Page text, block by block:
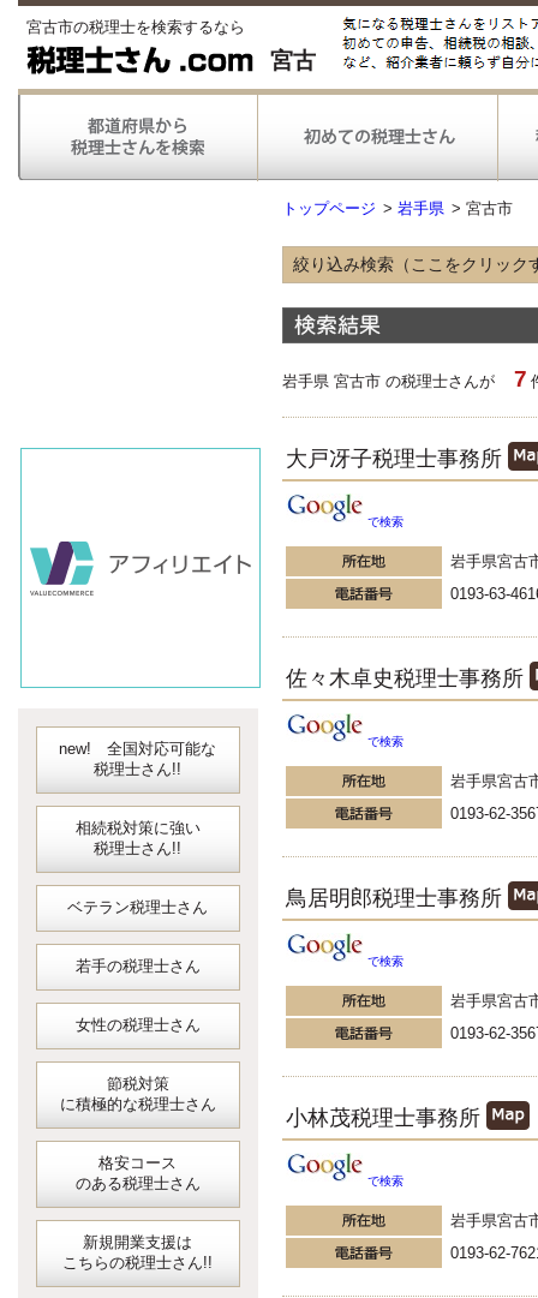
宮古市の税理士を検索するなら
宮古
new! 全国対応可能な
税理士さん!!
相続税対策に強い
税理士さん!!
ベテラン税理士さん
若手の税理士さん
女性の税理士さん
節税対策
に積極的な税理士さん
格安コース
のある税理士さん
新規開業支援は
こちらの税理士さん!!
トップページ > 岩手県 > 宮古市
絞り込み検索（ここをクリック
得意な業種
情報通信
不動産
得意な業務
税務申告
税務調査対応
対応可能な
会計ソフト
JDLIBEX出納
岩手県 宮古市 の税理士さんが 7
大戸冴子税理士事務所
で検索
岩手県宮古
0193-63-
佐々木卓史税理士事務所
で検索
岩手県宮古
0193-62-
鳥居明郎税理士事務所
で検索
岩手県宮古
0193-62-
小林茂税理士事務所
で検索
岩手県宮古
0193-62-